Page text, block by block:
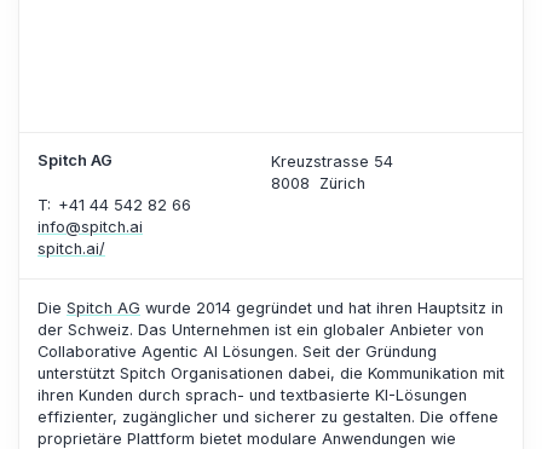
Spitch AG
Kreuzstrasse 54
8008
Zürich
T: +41 44 542 82 66
info@spitch.ai
spitch.ai/
Die Spitch AG wurde 2014 gegründet und hat ihren Hauptsitz in
der Schweiz. Das Unternehmen ist ein globaler Anbieter von
Collaborative Agentic AI Lösungen. Seit der Gründung
unterstützt Spitch Organisationen dabei, die Kommunikation mit
ihren Kunden durch sprach- und textbasierte KI-Lösungen
effizienter, zugänglicher und sicherer zu gestalten. Die offene
proprietäre Plattform bietet modulare Anwendungen wie